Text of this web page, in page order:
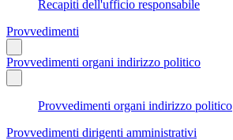
Recapiti dell'ufficio responsabile
Provvedimenti
Provvedimenti organi indirizzo politico
Provvedimenti organi indirizzo politico
Provvedimenti dirigenti amministrativi